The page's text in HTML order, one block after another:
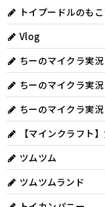
トイプードルのも
Vlog
ちーのマイクラ実
ちーのマイクラ実
ちーのマイクラ実
【マインクラフト
ツムツム
ツムツムランド